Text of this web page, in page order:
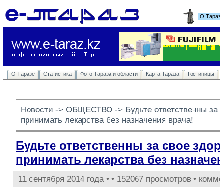
О
О Таразе Статистика Фото Тараза и области Карта Тараза Гостиницы
Новости -> ОБЩЕСТВО -> Будьте ответственны
принимать лекарства без назначения врача!
Будьте ответственны за свое
принимать лекарства без
11 сентября 2014 года • • 152067 просмотров •